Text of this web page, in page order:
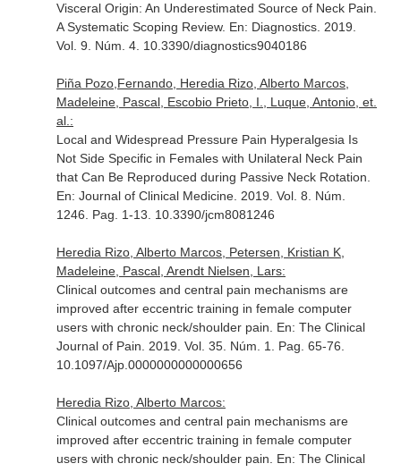
Visceral Origin: An Underestimated Source of Neck Pain.
A Systematic Scoping Review. En: Diagnostics. 2019.
Vol. 9. Núm. 4. 10.3390/diagnostics9040186
Piña Pozo,Fernando, Heredia Rizo, Alberto Marcos,
Madeleine, Pascal, Escobio Prieto, I., Luque, Antonio, et.
al.:
Local and Widespread Pressure Pain Hyperalgesia Is
Not Side Specific in Females with Unilateral Neck Pain
that Can Be Reproduced during Passive Neck Rotation.
En: Journal of Clinical Medicine. 2019. Vol. 8. Núm.
1246. Pag. 1-13. 10.3390/jcm8081246
Heredia Rizo, Alberto Marcos, Petersen, Kristian K,
Madeleine, Pascal, Arendt Nielsen, Lars:
Clinical outcomes and central pain mechanisms are
improved after eccentric training in female computer
users with chronic neck/shoulder pain. En: The Clinical
Journal of Pain . 2019. Vol. 35. Núm. 1. Pag. 65-76.
10.1097/Ajp.0000000000000656
Heredia Rizo, Alberto Marcos:
Clinical outcomes and central pain mechanisms are
improved after eccentric training in female computer
users with chronic neck/shoulder pain. En: The Clinical